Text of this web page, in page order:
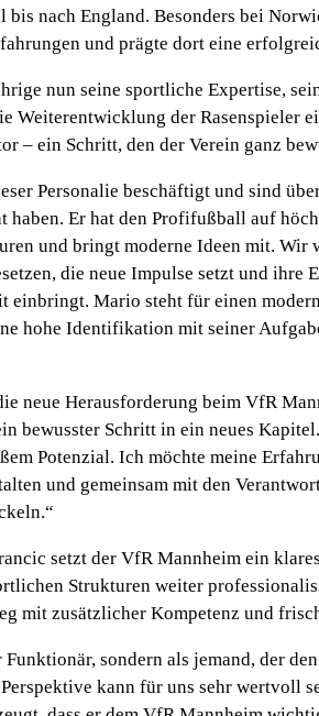
nach England. Besonders bei
und prägte dort eine
nun seine sportliche Expertise,
Weiterentwicklung der Rasenspieler
– ein Schritt, den der Verein ganz
Personalie beschäftigt und sind
Er hat den Profifußball auf
und bringt moderne Ideen mit. Wir
die neue Impulse setzt und ihre
einbringt. Mario steht für einen
hohe Identifikation mit seiner
neue Herausforderung beim VfR
bewusster Schritt in ein neues
Potenzial. Ich möchte meine
und gemeinsam mit den
setzt der VfR Mannheim ein
Strukturen weiter
mit zusätzlicher Kompetenz und
sondern als jemand, der
Perspektive kann für uns sehr wertvoll